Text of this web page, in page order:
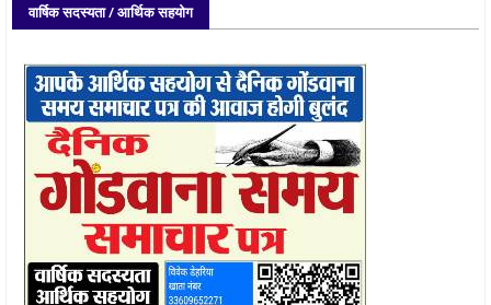
वार्षिक सदस्यता / आर्थिक सहयोग